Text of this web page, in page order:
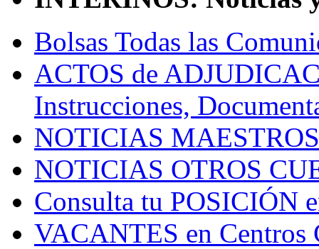
Bolsas Todas las
ACTOS de
Instrucciones,
NOTICIAS MAESTROS
NOTICIAS OTROS
Consulta tu POSICIÓN
VACANTES en Centros